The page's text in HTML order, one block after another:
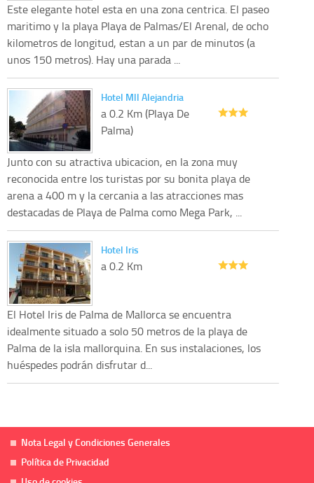
Este elegante hotel esta en una zona centrica. El paseo
maritimo y la playa Playa de Palmas/El Arenal, de ocho
kilometros de longitud, estan a un par de minutos (a
unos 150 metros). Hay una parada ...
Hotel Mll Alejandria
a 0.2 Km (Playa De
Palma)
Junto con su atractiva ubicacion, en la zona muy
reconocida entre los turistas por su bonita playa de
arena a 400 m y la cercania a las atracciones mas
destacadas de Playa de Palma como Mega Park, ...
Hotel Iris
a 0.2 Km
El Hotel Iris de Palma de Mallorca se encuentra
idealmente situado a solo 50 metros de la playa de
Palma de la isla mallorquina. En sus instalaciones, los
huéspedes podrán disfrutar d...
Nota Legal y Condiciones Generales
Política de Privacidad